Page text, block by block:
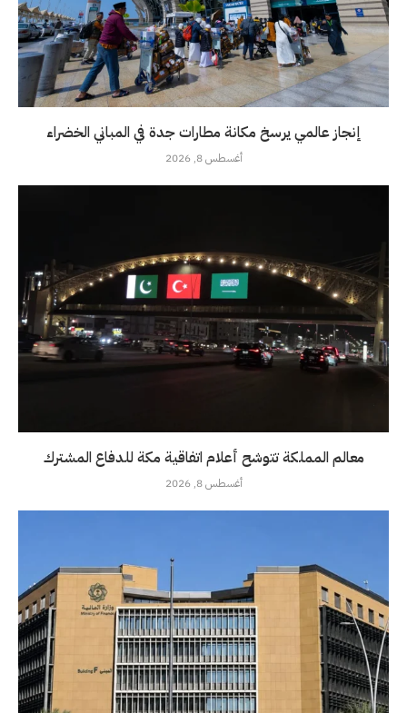
إنجاز عالمي يرسخ مكانة مطارات جدة في المباني الخضراء
أغسطس 8, 2026
معالم المملكة تتوشح أعلام اتفاقية مكة للدفاع المشترك
أغسطس 8, 2026